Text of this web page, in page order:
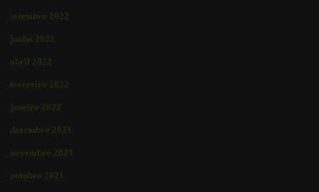
setembro 2022
junho 2022
abril 2022
fevereiro 2022
janeiro 2022
dezembro 2021
novembro 2021
outubro 2021